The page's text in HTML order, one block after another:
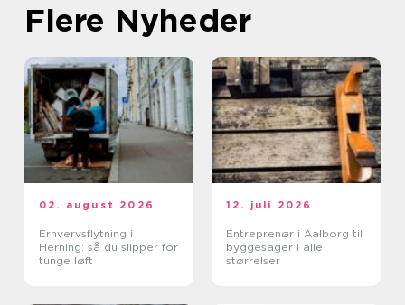
Flere Nyheder
02. august 2026
Erhvervsflytning i
Herning: så du slipper for
tunge løft
12. juli 2026
Entreprenør i Aalborg til
byggesager i alle
størrelser